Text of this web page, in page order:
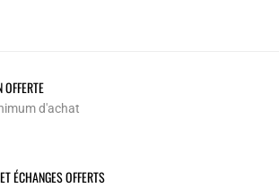
d'achat
ÉCHANGES OFFERTS